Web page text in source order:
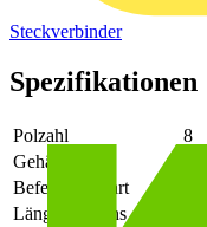
Steckverbinder
Spezifikationen
Polzahl
8
Gehäusefarbe
Befestigungsart
Länge des Pins